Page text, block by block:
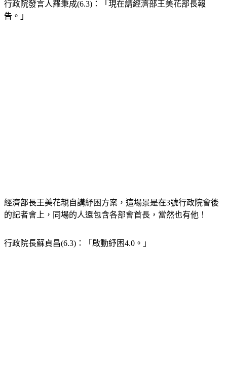
行政院發言人羅秉成(6.3)：「現在請經濟部王美花部長報
經濟部長王美花親自講紓困方案，這場景是在3號行政院會後